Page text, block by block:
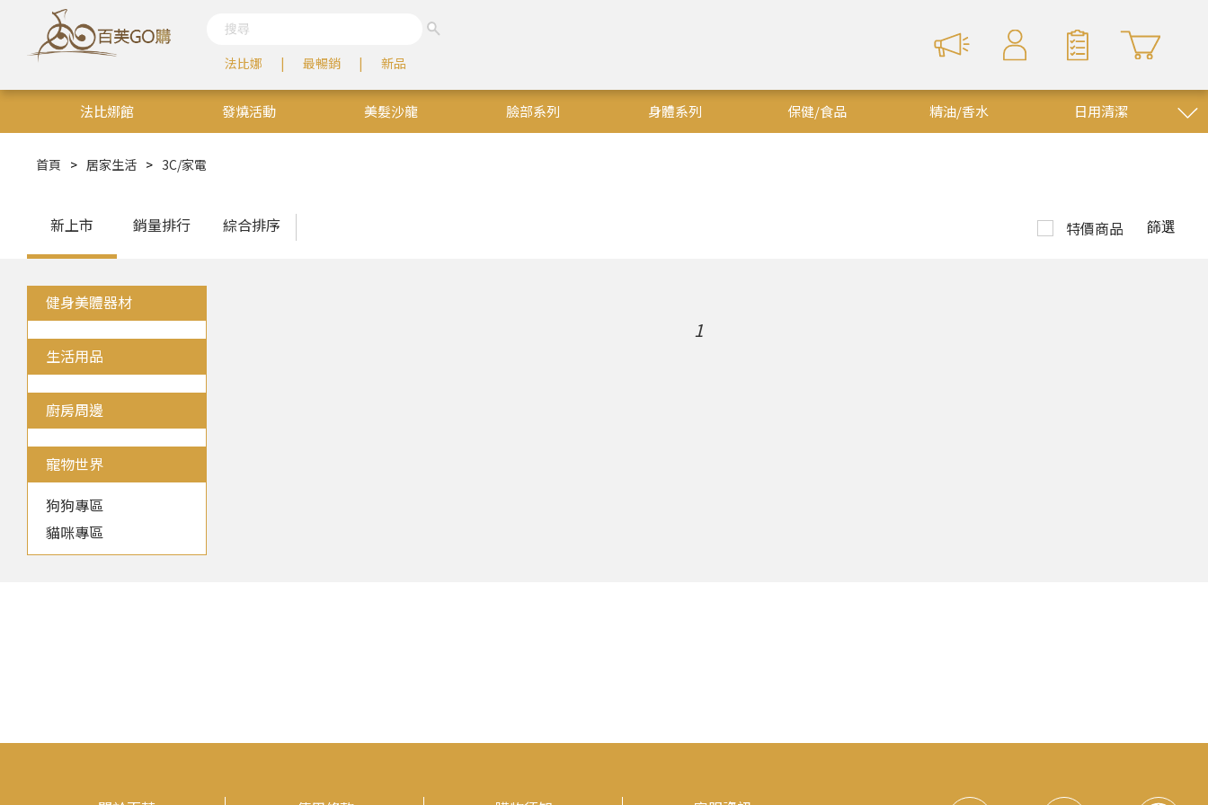
法比娜 最暢銷 新品
法比娜館 發燒活動 美髮沙龍 臉部系列 身體系列 保健/食品 精油/香水
日用清潔
首頁 > 居家生活 > 3C/家電
新上市 銷量排行 綜合排序 特價商品 篩選
健身美體器材
生活用品
廚房周邊
寵物世界
狗狗專區
貓咪專區
1